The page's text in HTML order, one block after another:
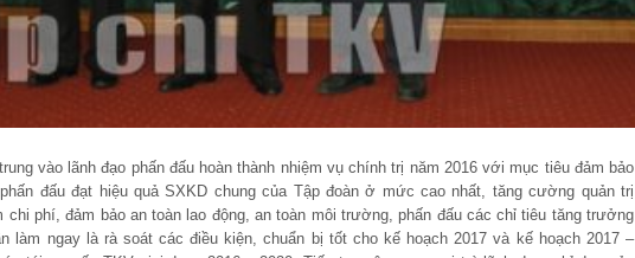
vào lãnh đạo phấn đấu hoàn thành nhiệm vụ chính trị năm 2016 với mục tiêu đảm bảo
đấu đạt hiệu quả SXKD chung của Tập đoàn ở mức cao nhất, tăng cường quản trị
chi phí, đảm bảo an toàn lao động, an toàn môi trường, phấn đấu các chỉ tiêu tăng trưởng
làm ngay là rà soát các điều kiện, chuẩn bị tốt cho kế hoạch 2017 và kế hoạch 2017 –